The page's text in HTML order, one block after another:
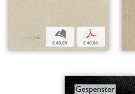
b
€ 40,00
p
€ 40,00